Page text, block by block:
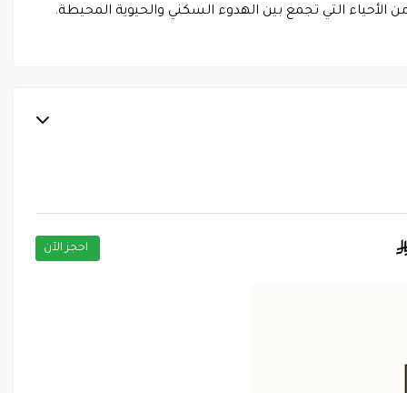
التي تجمع بين الهدوء السكني والحيوية المحيطة.
احجز الآن